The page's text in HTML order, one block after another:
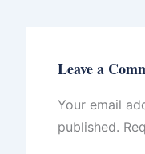
Leave a
Your email
published.